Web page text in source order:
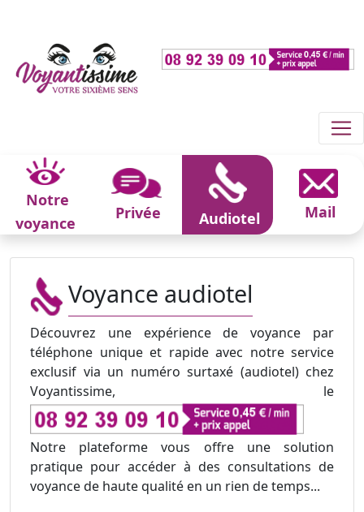
Notre
voyance
Privée Audiotel Mail
Voyance audiotel
Découvrez une expérience de voyance par
téléphone unique et rapide avec notre service
exclusif via un numéro surtaxé (audiotel) chez
Voyantissime, le
Notre plateforme vous offre une solution
pratique pour accéder à des consultations de
voyance de haute qualité en un rien de temps...